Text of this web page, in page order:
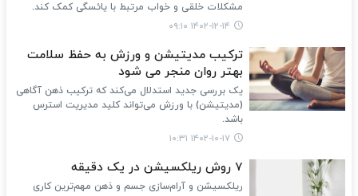
مشکلات خلقی و خواب مرتبط با یائسگی کمک کند.
۱۴۰۲-۱۲-۱۴ ۰۹:۱۰
ترکیب مدیتیشن و ورزش به حفظ سلامت
بهتر روان منجر می شود
یک بررسی جدید استدلال می‌کند که ترکیب ذهن آگاهی
(مدیتیشن) با ورزش می‌تواند کلید مدیریت استرس
باشد.
۱۴۰۲-۱۰-۱۷ ۱۰:۳۱
7 روش ریلکسیشن در یک دقیقه
ریلکسیشن و آرام‌سازی جسم و ذهن مهم‌ترین کاری